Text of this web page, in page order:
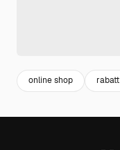
online shop rabatt